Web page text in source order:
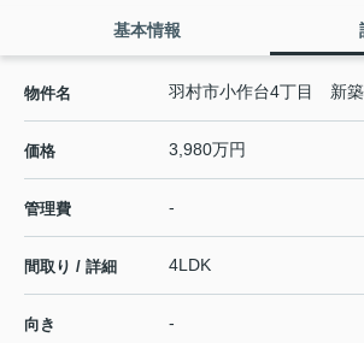
基本情報
物件名 羽村市小作台4丁目 新
価格 3,980万円
管理費 -
間取り / 詳細 4LDK
向き -